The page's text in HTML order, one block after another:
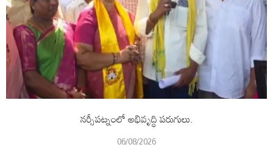
నర్సీపట్నంలో అభివృద్ధి పరుగులు.
06/08/2026